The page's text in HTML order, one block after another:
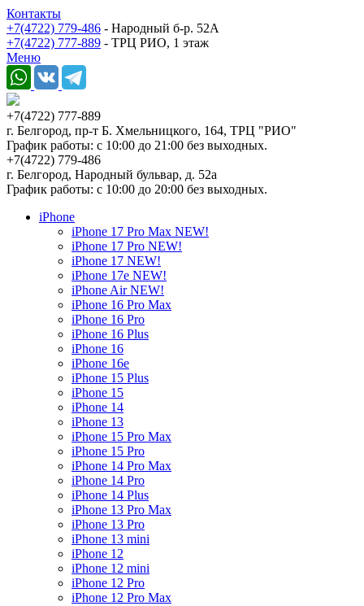
Контакты
+7(4722) 779-486 - Народный б-р. 52А
+7(4722) 777-889 - ТРЦ РИО, 1 этаж
Меню
+7(4722) 777-889
г. Белгород, пр-т Б. Хмельницкого, 164, ТРЦ "РИО"
График работы: с 10:00 до 21:00 без выходных.
+7(4722) 779-486
г. Белгород, Народный бульвар, д. 52а
График работы: с 10:00 до 20:00 без выходных.
iPhone
iPhone 17 Pro Max NEW!
iPhone 17 Pro NEW!
iPhone 17 NEW!
iPhone 17e NEW!
iPhone Air NEW!
iPhone 16 Pro Max
iPhone 16 Pro
iPhone 16 Plus
iPhone 16
iPhone 16e
iPhone 15 Plus
iPhone 15
iPhone 14
iPhone 13
iPhone 15 Pro Max
iPhone 15 Pro
iPhone 14 Pro Max
iPhone 14 Pro
iPhone 14 Plus
iPhone 13 Pro Max
iPhone 13 Pro
iPhone 13 mini
iPhone 12
iPhone 12 mini
iPhone 12 Pro
iPhone 12 Pro Max